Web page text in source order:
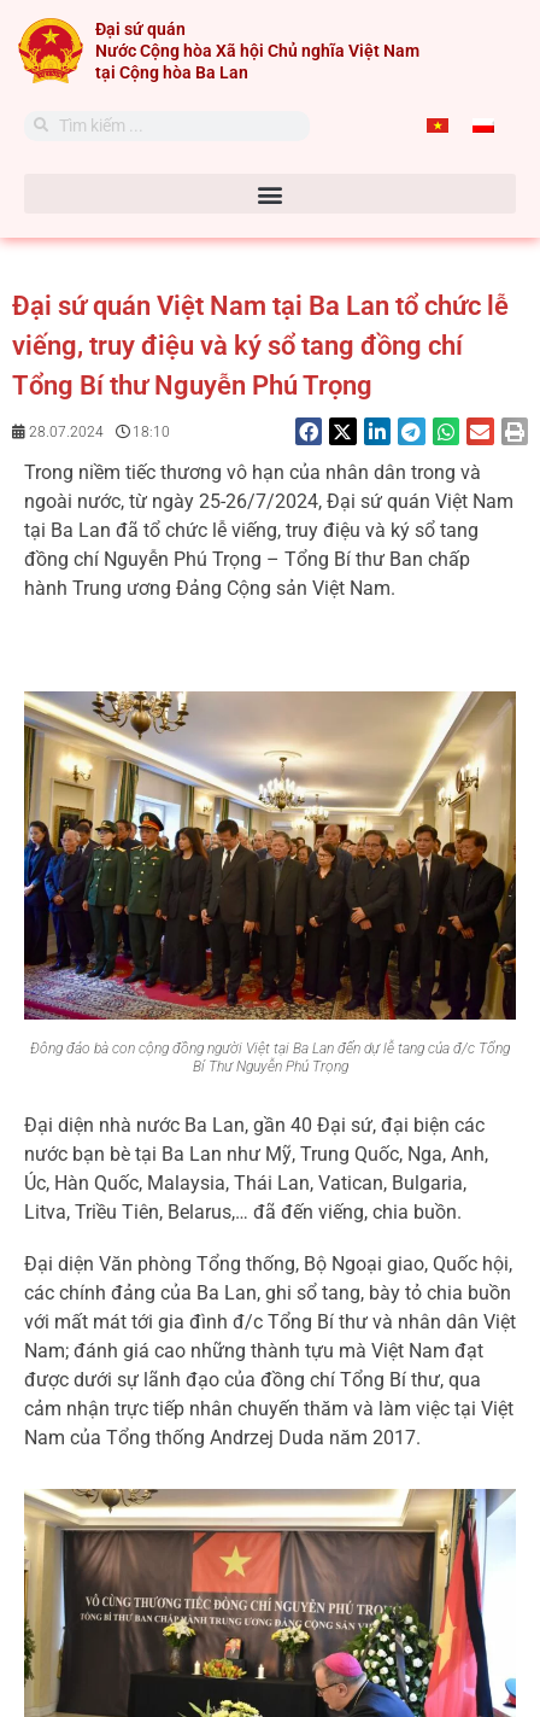
content
Đại sứ quán
Nước Cộng hòa Xã hội Chủ nghĩa Việt Nam
tại Cộng hòa Ba Lan
Search
Search
Đại sứ quán Việt Nam tại Ba Lan tổ chức lễ
viếng, truy điệu và ký sổ tang đồng chí
Tổng Bí thư Nguyễn Phú Trọng
28.07.2024 18:10
Trong niềm tiếc thương vô hạn của nhân dân trong và
ngoài nước, từ ngày 25-26/7/2024, Đại sứ quán Việt Nam
tại Ba Lan đã tổ chức lễ viếng, truy điệu và ký sổ tang
đồng chí Nguyễn Phú Trọng – Tổng Bí thư Ban chấp
hành Trung ương Đảng Cộng sản Việt Nam.
Đông đảo bà con cộng đồng người Việt tại Ba Lan đến dự lễ tang của đ/c Tổng
Bí Thư Nguyễn Phú Trọng
Đại diện nhà nước Ba Lan, gần 40 Đại sứ, đại biện các
nước bạn bè tại Ba Lan như Mỹ, Trung Quốc, Nga, Anh,
Úc, Hàn Quốc, Malaysia, Thái Lan, Vatican, Bulgaria,
Litva, Triều Tiên, Belarus,… đã đến viếng, chia buồn.
Đại diện Văn phòng Tổng thống, Bộ Ngoại giao, Quốc hội,
các chính đảng của Ba Lan, ghi sổ tang, bày tỏ chia buồn
với mất mát tới gia đình đ/c Tổng Bí thư và nhân dân Việt
Nam; đánh giá cao những thành tựu mà Việt Nam đạt
được dưới sự lãnh đạo của đồng chí Tổng Bí thư, qua
cảm nhận trực tiếp nhân chuyến thăm và làm việc tại Việt
Nam của Tổng thống Andrzej Duda năm 2017.